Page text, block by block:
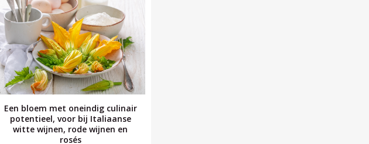
Een bloem met oneindig culinair
potentieel, voor bij Italiaanse
witte wijnen, rode wijnen en
rosés